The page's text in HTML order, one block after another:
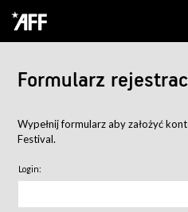
Formularz
Wypełnij formularz aby założyć
Festival.
Login: